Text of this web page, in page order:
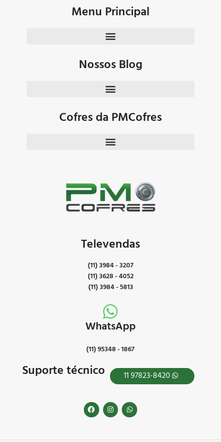
Menu Principal
Nossos Blog
Cofres da PMCofres
Televendas
(11) 3984 - 3207
(11) 3628 - 4052
(11) 3984 - 5813
WhatsApp
(11) 95348 - 1867
Suporte técnico 11 97823-8420